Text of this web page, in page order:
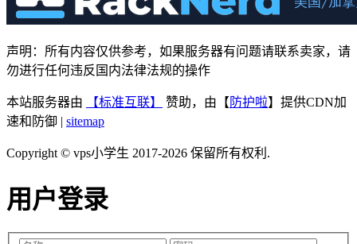
声明：所有内容仅供参考，如果服务器有问题请联系卖家，请
勿进行任何违反国内法律法规的操作
本站服务器由 【标准互联】 赞助，由【 防护啦】提供CDN加
速和防御 | sitemap
Copyright © vps小学生 2017-2026 保留所有权利.
用户登录